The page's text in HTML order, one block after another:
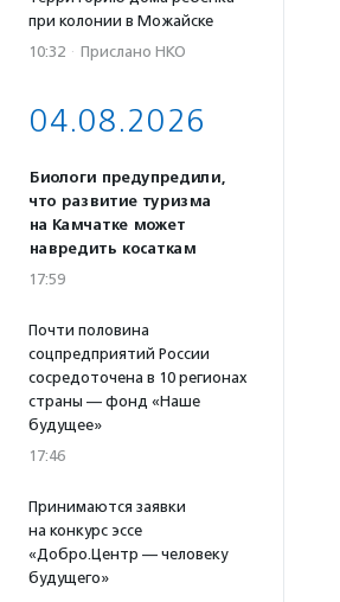
при колонии в Можайске
10:32 · Прислано НКО
04.08.2026
Биологи предупредили,
что развитие туризма
на Камчатке может
навредить косаткам
17:59
Почти половина
соцпредприятий России
сосредоточена в 10 регионах
страны — фонд «Наше
будущее»
17:46
Принимаются заявки
на конкурс эссе
«Добро.Центр — человеку
будущего»